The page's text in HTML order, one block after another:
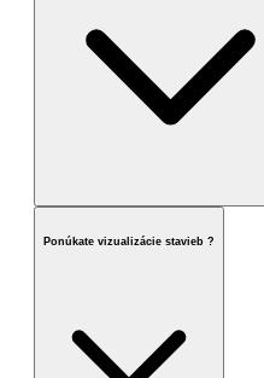
Ponúkate vizualizácie stavieb ?